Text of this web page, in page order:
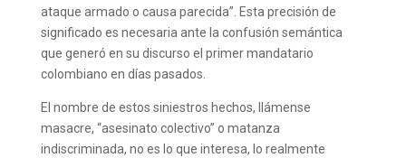
ataque armado o causa parecida”. Esta precisión de
significado es necesaria ante la confusión semántica
que generó en su discurso el primer mandatario
colombiano en días pasados.
El nombre de estos siniestros hechos, llámense
masacre, “asesinato colectivo” o matanza
indiscriminada, no es lo que interesa, lo realmente